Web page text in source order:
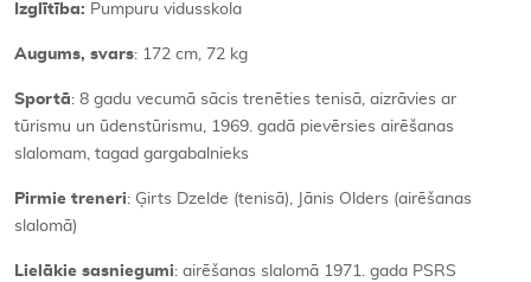
Izglītība: Pumpuru vidusskola
Augums, svars: 172 cm, 72 kg
Sportā: 8 gadu vecumā sācis trenēties tenisā, aizrāvies ar
tūrismu un ūdenstūrismu, 1969. gadā pievērsies airēšanas
slalomam, tagad gargabalnieks
Pirmie treneri: Ģirts Dzelde (tenisā), Jānis Olders (airēšanas
slalomā)
Lielākie sasniegumi: airēšanas slalomā 1971. gada PSRS